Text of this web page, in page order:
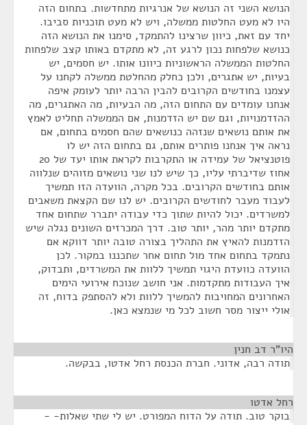
הנושא השני זה הנושא של אנרגיות מתחדשות. בתחום הזה
היו לא מעט החלטות ממשלה, ויש לא מעט תוכניות סביבו.
יחד עם זאת, כיוון שרצינו להתמקד, סימנו את הנושא הזה
כנושא שלפחות נכון לרגע זה, לא מתקדם באותו קצב שלפחות
החלטות הממשלה הראשוניות כיוונו אותו. יש חסמים, יש
בעיות, יש אתגרים, ולכן כחלק מהחלטת ממשלה לקחנו על
עצמנו בחודשים הקרובים להבין הרבה יותר לעומק איפה
אנחנו עומדים עם התחום הזה, מה הבעיות, מה האתגרים, מה
ההזדמנויות, וגם שם יש הזדמנות, אם הממשלה תחליט לאמץ
את אותם נושאים שנזהה כנושאים שהם חסמים בתחום, אם
נראה איך אנחנו פותרים אותם, גם בתחום הזה יש לו
פוטנציאל של עמידה או התקרבות לקראת אותו יעד של 20
אחוז שדיברתי עליו, כך שיש לנו שני נושאים מזוהים שנלווה
אותם בחודשים הקרובים. בכל מקרה, הוועדה הזו תמשיך
לעבוד מעבר לחודשים הקרובים. יש לנו שם הקצאת משאבים
למשרדים. יכול להיות שתוך כדי עבודה יתברר שתחום אחד
מתקדם יותר מהר, יותר טוב. דרך המכרזים השונים נגלה שיש
הזדמנות להאיץ את התהליך בצורה טובה יותר דווקא אם
נתמקד בתחום אחד מול תחום אחר שתכננו במקור. לכן
הוועדה כוועדת היגוי תמשיך ללוות את המשרדים, ותבדוק,
איך העבודות מתקדמות. אני חושב שנוכח אירועי הימים
האחרונים המחויבות להמשיך ללוות ולא להסתפק בדוח, זה
אולי ייצור מסר חשוב לכל מי שנמצא כאן.
היו"ר דב חנין
תודה רבה, אדוני. חברת הכנסת רחל אדטו, בבקשה.
רחל אדטו
בוקר טוב. תודה על הדוח המפורט. יש לי שתי שאלות- -